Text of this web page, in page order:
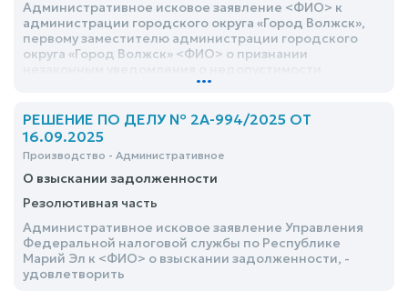
исполнителя <ФИО> Ч.К.И. вынести постановление о
замене стороны умершего должника в
исполнительном производстве №- ИП от <дата> на
его правопреемника <ФИО>; о взыскании с УФССП
России по <адрес> Эл в пользу ИП <ФИО> расходы по
суде первой инстанции в размере 10000 руб.,
отказать
Административное исковое заявление <ФИО> к
администрации городского округа «Город Волжск»,
первому заместителю администрации городского
округа «Город Волжск» <ФИО> о признании
размещения объекта индивидуального
...
РЕШЕНИЕ ПО ДЕЛУ № 2А-994/2025 ОТ
16.09.2025
Производство - Административное
О взыскании задолженности
Резолютивная часть
Административное исковое заявление Управления
Федеральной налоговой службы по Республике
Марий Эл к <ФИО> о взыскании задолженности, -
удовлетворить